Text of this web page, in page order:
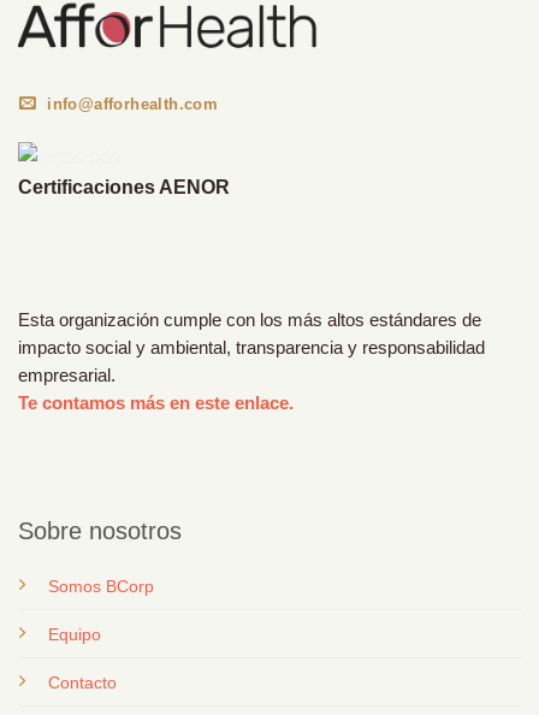
info@afforhealth.com
Certificaciones AENOR
Esta organización cumple con los más altos estándares de
impacto social y ambiental, transparencia y responsabilidad
empresarial.
Te contamos más en este enlace.
Sobre nosotros
Somos BCorp
Equipo
Contacto